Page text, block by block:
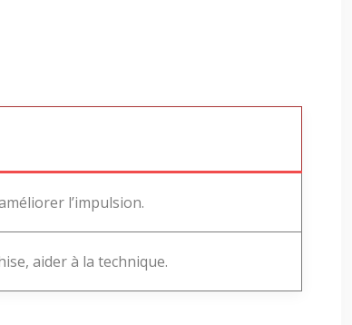
l’impulsion.
aider à la technique.